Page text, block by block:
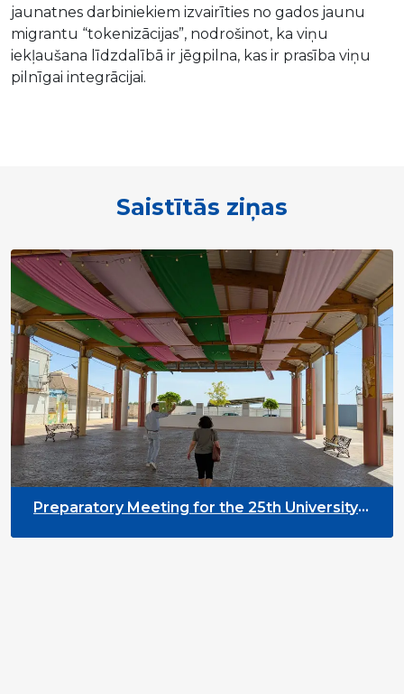
jaunatnes darbiniekiem izvairīties no gados jaunu
migrantu “tokenizācijas”, nodrošinot, ka viņu
iekļaušana līdzdalībā ir jēgpilna, kas ir prasība viņu
pilnīgai integrācijai.
Saistītās ziņas
Preparatory Meeting for the 25th University